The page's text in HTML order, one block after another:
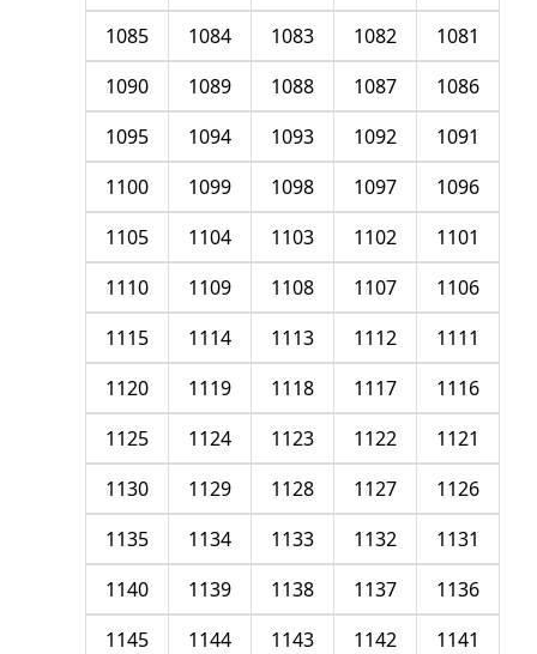
1081
1082
1083
1084
1085
1086
1087
1088
1089
1090
1091
1092
1093
1094
1095
1096
1097
1098
1099
1100
1101
1102
1103
1104
1105
1106
1107
1108
1109
1110
1111
1112
1113
1114
1115
1116
1117
1118
1119
1120
1121
1122
1123
1124
1125
1126
1127
1128
1129
1130
1131
1132
1133
1134
1135
1136
1137
1138
1139
1140
1141
1142
1143
1144
1145